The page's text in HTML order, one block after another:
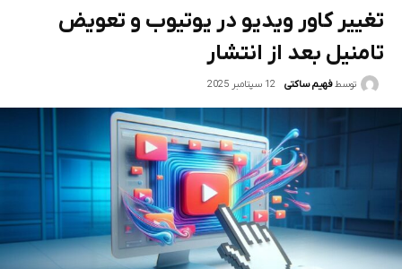
تغییر کاور ویدیو در یوتیوب و تعویض
تامنیل بعد از انتشار
توسط فهیم ساکتی 12 سپتامبر 2025